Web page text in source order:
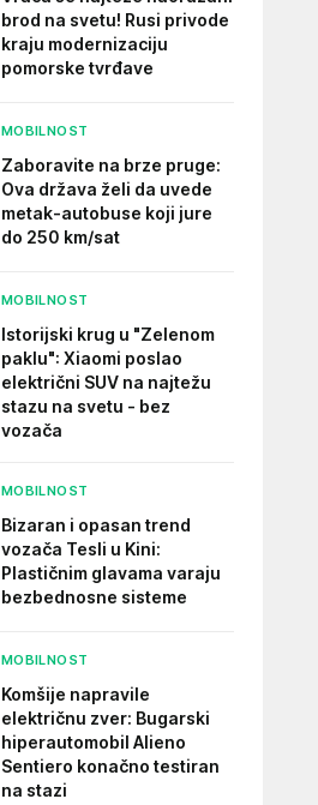
brod na svetu! Rusi privode
kraju modernizaciju
pomorske tvrđave
MOBILNOST
Zaboravite na brze pruge:
Ova država želi da uvede
metak-autobuse koji jure
do 250 km/sat
MOBILNOST
Istorijski krug u "Zelenom
paklu": Xiaomi poslao
električni SUV na najtežu
stazu na svetu - bez
vozača
MOBILNOST
Bizaran i opasan trend
vozača Tesli u Kini:
Plastičnim glavama varaju
bezbednosne sisteme
MOBILNOST
Komšije napravile
električnu zver: Bugarski
hiperautomobil Alieno
Sentiero konačno testiran
na stazi